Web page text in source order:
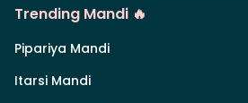
Trending Mandi 🔥
Pipariya Mandi
Itarsi Mandi